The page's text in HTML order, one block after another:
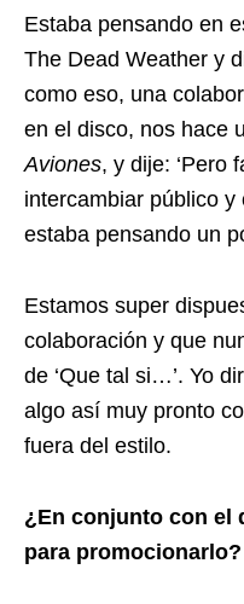
Estaba pensando en
The Dead Weather y
como eso, una
en el disco, nos hace
Aviones, y dije: ‘Pero
intercambiar público
estaba pensando un
Estamos super
colaboración y que
de ‘Que tal si…’. Yo
algo así muy pronto
fuera del estilo.
¿En conjunto con el
para promocionarlo?